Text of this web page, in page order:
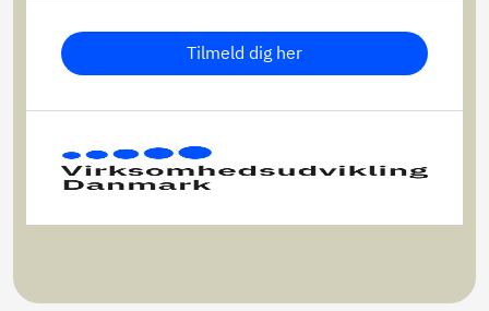
Tilmeld dig her